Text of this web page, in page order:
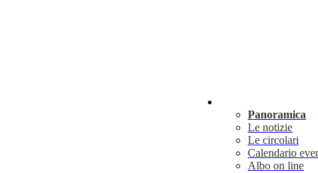
Panoramica
Le notizie
Le circolari
Calendario
Albo on line